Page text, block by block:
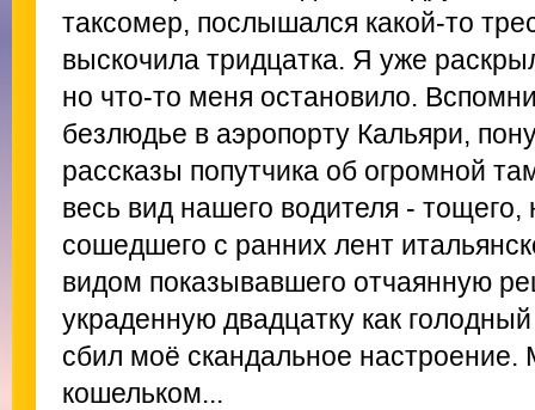
таксомер, послышался какой-то
выскочила тридцатка. Я уже
но что-то меня остановило.
безлюдье в аэропорту Кальяри,
рассказы попутчика об огромной
весь вид нашего водителя - тощего,
сошедшего с ранних лент
видом показывавшего отчаянную
украденную двадцатку как
сбил моё скандальное настроение.
кошельком...